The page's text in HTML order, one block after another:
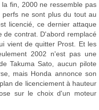
fin, 2000 ne ressemble pas
ne sont plus du tout au
licencié, ce dernier attaque
de contrat. D'abord remplacé
vient de quitter Prost. Et les
2002 n'est pas une
Takuma Sato, aucun pilote
mais Honda annonce son
de licenciement à hauteur
sur le choix d'un moteur